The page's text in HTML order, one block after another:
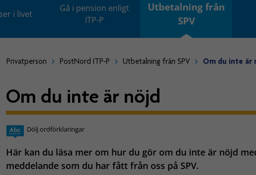
i livet
Gå i pension enligt
ITP-P
Utbetalning från
SPV
Privatperson PostNord ITP-P Utbetalning från SPV Om du inte är
Om du inte är nöjd
Dölj ordförklaringar
Här kan du läsa mer om hur du gör om du inte är nöjd
meddelande som du har fått från oss på SPV.